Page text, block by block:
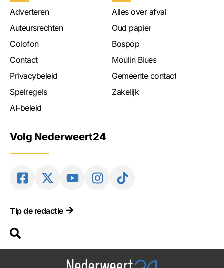
Adverteren
Auteursrechten
Colofon
Contact
Privacybeleid
Spelregels
AI-beleid
Alles over afval
Oud papier
Bospop
Moulin Blues
Gemeente contact
Zakelijk
Volg Nederweert24
Tip de redactie